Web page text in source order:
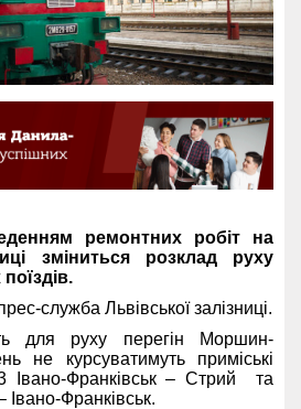
ремонтних робіт на
зміниться розклад руху
служба Львівської залізниці.
для руху перегін Моршин-
не курсуватимуть приміські
Івано-Франківськ – Стрий та
Франківськ.